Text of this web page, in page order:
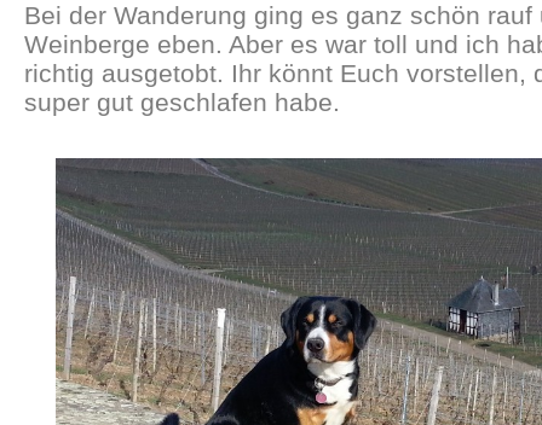
Bei der Wanderung ging es ganz schön rauf
Weinberge eben. Aber es war toll und ich
richtig ausgetobt. Ihr könnt Euch vorstellen,
super gut geschlafen habe.